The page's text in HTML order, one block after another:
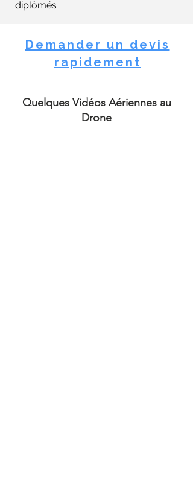
diplômés
Demander un devis
rapidement
Quelques Vidéos Aériennes au
Drone